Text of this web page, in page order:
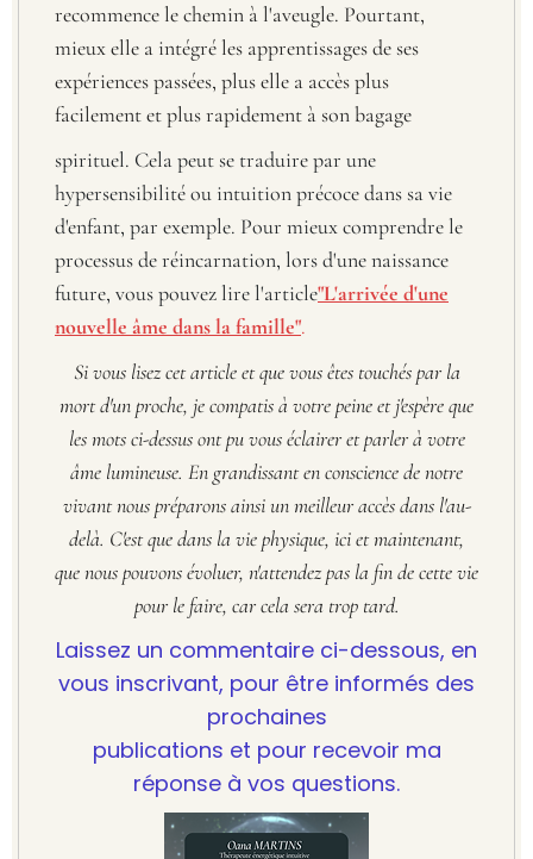
recommence le chemin à l'aveugle. Pourtant,
mieux elle a intégré les apprentissages de ses
expériences passées, plus elle a accès plus
facilement et plus rapidement à son bagage
spirituel. Cela peut se traduire par une
hypersensibilité ou intuition précoce dans sa vie
d'enfant, par exemple. Pour mieux comprendre le
processus de réincarnation, lors d'une naissance
future, vous pouvez lire l'article"L'arrivée d'une
nouvelle âme dans la famille".
Si vous lisez cet article et que vous êtes touchés par la
mort d'un proche, je compatis à votre peine et j'espère que
les mots ci-dessus ont pu vous éclairer et parler à votre
âme lumineuse. En grandissant en conscience de notre
vivant nous préparons ainsi un meilleur accès dans l'au-
delà. C'est que dans la vie physique, ici et maintenant,
que nous pouvons évoluer, n'attendez pas la fin de cette vie
pour le faire, car cela sera trop tard.
Laissez un commentaire ci-dessous, en
vous inscrivant, pour être informés des
prochaines
publications et pour recevoir ma
réponse à vos questions.